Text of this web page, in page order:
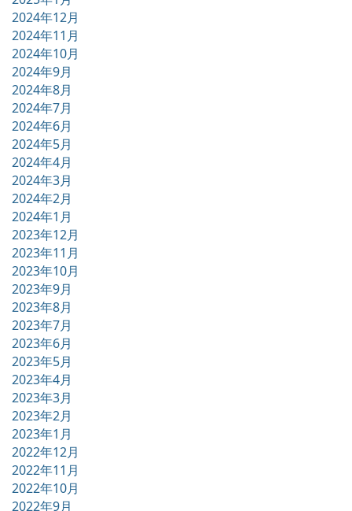
2024年12月
2024年11月
2024年10月
2024年9月
2024年8月
2024年7月
2024年6月
2024年5月
2024年4月
2024年3月
2024年2月
2024年1月
2023年12月
2023年11月
2023年10月
2023年9月
2023年8月
2023年7月
2023年6月
2023年5月
2023年4月
2023年3月
2023年2月
2023年1月
2022年12月
2022年11月
2022年10月
2022年9月